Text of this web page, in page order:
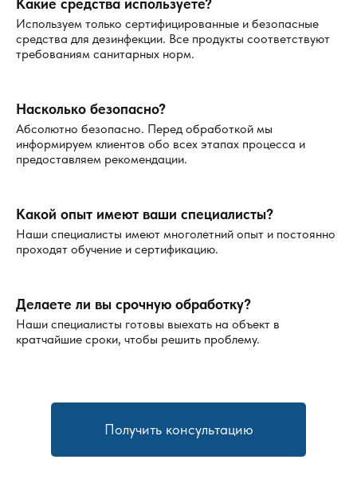
На что обратить внимание перед и после
обработки
уберите пищу и посуду;
закройте воду, чтобы не было доступа к влажным
После обработки:
максимального эффекта;
следите за чистотой и отсутствием остатков пищи.
для людей и домашних животных.
Быстрое избавление от всех форм колонии, включая
Какие средства используете?
Используем только сертифицированные и безопасные
средства для дезинфекции. Все продукты соответствуют
требованиям санитарных норм.
Насколько безопасно?
Абсолютно безопасно. Перед обработкой мы
информируем клиентов обо всех этапах процесса и
предоставляем рекомендации.
Какой опыт имеют ваши специалисты?
Наши специалисты имеют многолетний опыт и постоянно
проходят обучение и сертификацию.
Делаете ли вы срочную обработку?
Наши специалисты готовы выехать на объект в
кратчайшие сроки, чтобы решить проблему.
Получить консультацию